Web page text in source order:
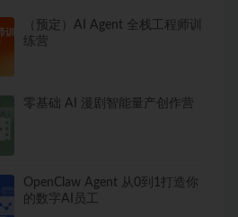
（预定）AI Agent 全栈工程师训
练营
零基础 AI 漫剧智能量产创作营
OpenClaw Agent 从0到1打造你
的数字AI员工